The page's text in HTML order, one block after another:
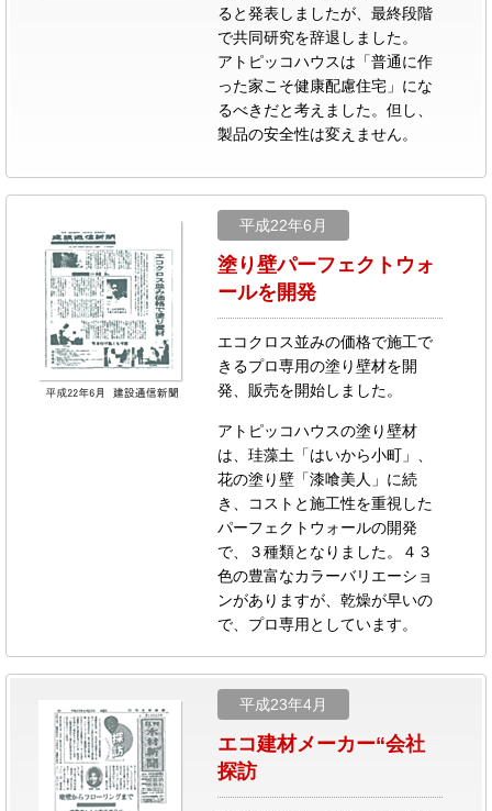
ると発表しましたが、最終段階
で共同研究を辞退しました。
アトピッコハウスは「普通に作
った家こそ健康配慮住宅」にな
るべきだと考えました。但し、
製品の安全性は変えません。
平成22年6月
塗り壁パーフェクトウォ
ールを開発
エコクロス並みの価格で施工で
きるプロ専用の塗り壁材を開
発、販売を開始しました。
アトピッコハウスの塗り壁材
は、珪藻土「はいから小町」、
花の塗り壁「漆喰美人」に続
き、コストと施工性を重視した
パーフェクトウォールの開発
で、３種類となりました。４３
色の豊富なカラーバリエーショ
ンがありますが、乾燥が早いの
で、プロ専用としています。
平成23年4月
エコ建材メーカー“会社
探訪